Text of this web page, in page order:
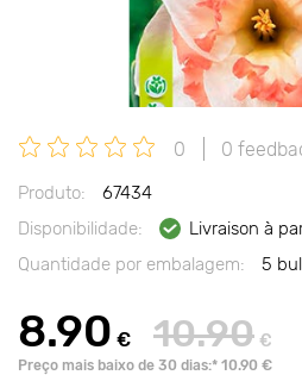
0 0
Produto:
67434
Disponibilidade:
Livraison à
Quantidade por embalagem:
5
8.90 € 10.90 €
Preço mais baixo de 30 dias:* 10.90 €